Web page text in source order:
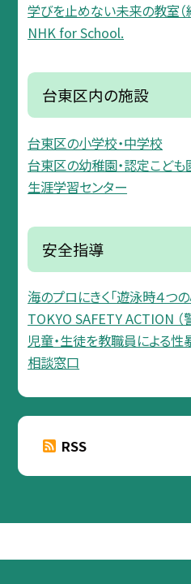
学びを止めない未来の教室（
NHK for School.
台東区内の施設
台東区の小学校・中学校
台東区の幼稚園・認定こども
生涯学習センター
安全指導
海のプロにきく「遊泳時４つの
TOKYO SAFETY ACTION （
児童・生徒を教職員による
相談窓口
RSS